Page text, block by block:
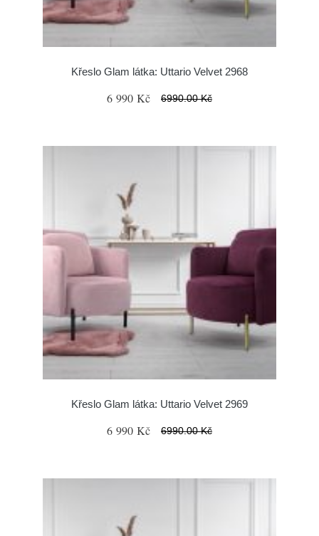
Křeslo Glam látka: Uttario Velvet 2968
6 990 Kč 6990.00 Kč
Křeslo Glam látka: Uttario Velvet 2969
6 990 Kč 6990.00 Kč